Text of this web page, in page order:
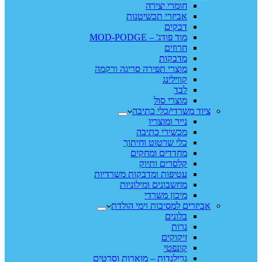
חומרי יצירה
אביזרי תכשיטנות
דבקים
מוד פודג' – MOD-PODGE
חרוזים
מדבקות
מוצרי תפירה סריגה ורקמה
קווילינג
לבד
מוצרי סול
ציוד משרדי/כלי כתיבה
נייר ומוצריו
מכשירי כתיבה
כלי שרטוט וחיתוך
מחדדים ומחקים
קלסרים ותיוק
עטיפות ומדבקות משרדיות
מחשבונים ומילוניות
מיכון משרדי
אביזרים למסיבות וימי הולדת
בלונים
נרות
זיקוקים
קונפטי
גרילנדות – מוארות וסרטים